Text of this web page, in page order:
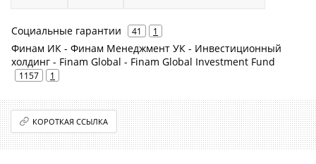
Социальные гарантии 41 1
Финам ИК - Финам Менеджмент УК - Инвестиционный
холдинг - Finam Global - Finam Global Investment Fund
1157 1
КОРОТКАЯ ССЫЛКА